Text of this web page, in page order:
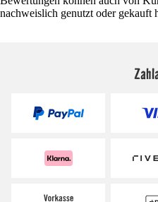
nachweislich genutzt oder gekauft